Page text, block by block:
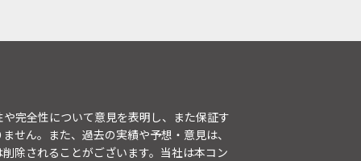
完全性について意見を表明し、また保証す
せん。また、過去の実績や予想・意見は、
除されることがございます。当社は本コン